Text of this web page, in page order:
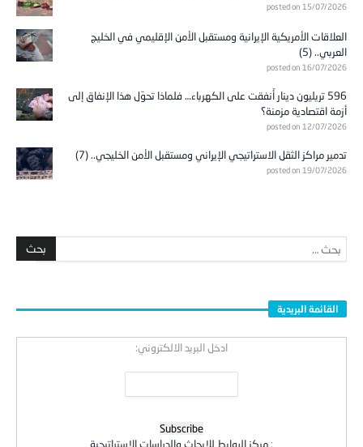
posted on 15/07/2026
العلاقات الأمريكية الإيرانية ومستقبل الأمن الإقليمي في الخليج
العربي.. (5)
posted on 16/07/2026
596 تريليون دينار أُنفقت على الكهرباء… فلماذا تحوّل هذا الإنفاق إلى
أزمة اقتصادية مزمنة؟
posted on 12/07/2026
تدمير مراكز الثقل الاستراتيجي الإيراني ومستقبل الأمن الخليجي.. (7)
posted on 19/07/2026
القائمة البريدية
ادخل البريد الالكتروني:
: مركز الروابط للابحاث والدراسات الاستراتيجية